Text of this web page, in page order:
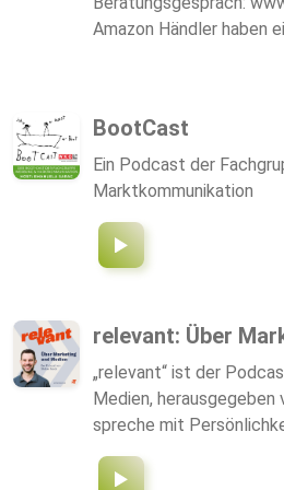
Amazon Händler haben
ständig neue Updates.
weder die Zeit noch die
Geschäft auch noch
Beratungsgespräch:
Petri zeigt dir, wie du
BootCast
Ein Podcast der
Marktkommunikation
relevant: Über
„relevant“ ist der
Medien,
spreche mit
Werbung und